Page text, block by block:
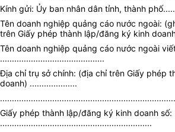
Kính gửi: Ủy ban nhân dân tỉnh, thành
Tên doanh nghiệp quảng cáo nước ngoài:
trên Giấy phép thành lập/đăng ký kinh
Tên doanh nghiệp quảng cáo nước ngoài
............................................
Địa chỉ trụ sở chính: (địa chỉ trên Giấy phép
doanh) ....................
Giấy phép thành lập/đăng ký kinh doanh số:
................................................................